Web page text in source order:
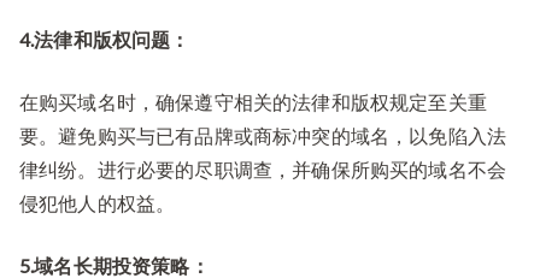
4.法律和版权问题：
在购买域名时，确保遵守相关的法律和版权规定至关重
要。避免购买与已有品牌或商标冲突的域名，以免陷入法
律纠纷。进行必要的尽职调查，并确保所购买的域名不会
侵犯他人的权益。
5.域名长期投资策略：